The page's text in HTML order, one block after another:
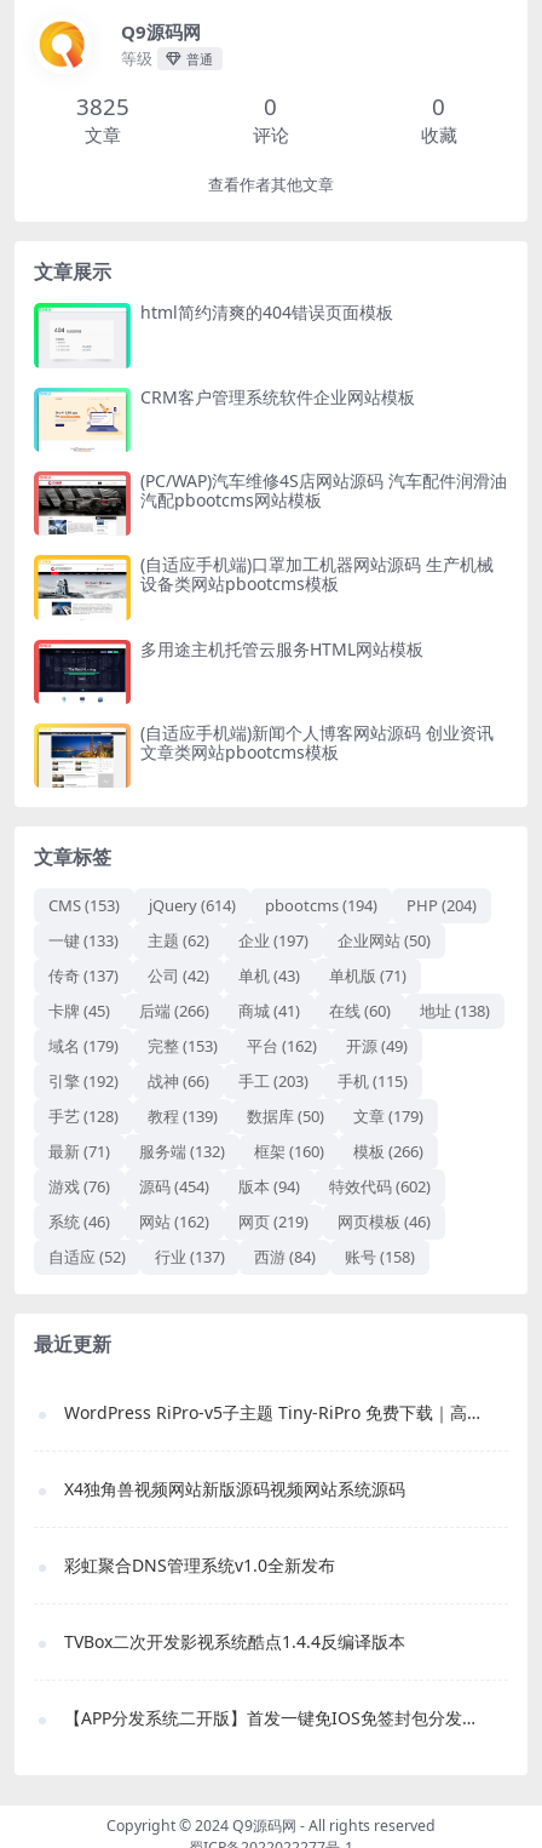
Q9源码网
等级 普通
3825
文章
0
评论
0
收藏
查看作者其他文章
文章展示
html简约清爽的404错误页面模板
CRM客户管理系统软件企业网站模板
(PC/WAP)汽车维修4S店网站源码 汽车配件润滑油
汽配pbootcms网站模板
(自适应手机端)口罩加工机器网站源码 生产机械
设备类网站pbootcms模板
多用途主机托管云服务HTML网站模板
(自适应手机端)新闻个人博客网站源码 创业资讯
文章类网站pbootcms模板
文章标签
CMS(153) jQuery(614) pbootcms(194) PHP(204)
一键(133) 主题 (62) 企业 (197) 企业网站(50)
传奇(137) 公司 (42) 单机(43) 单机版 (71)
卡牌 (45) 后端(266) 商城(41) 在线(60) 地址 (138)
域名 (179) 完整(153) 平台 (162) 开源(49)
引擎(192) 战神 (66) 手工(203) 手机(115)
手艺(128) 教程 (139) 数据库(50) 文章 (179)
最新 (71) 服务端(132) 框架 (160) 模板 (266)
游戏(76) 源码(454) 版本 (94) 特效代码(602)
系统(46) 网站(162) 网页(219) 网页模板 (46)
自适应 (52) 行业 (137) 西游(84) 账号(158)
最近更新
WordPress RiPro-v5子主题 Tiny-RiPro 免费下载｜高转化资源站必备
X4独角兽视频网站新版源码视频网站系统源码
彩虹聚合DNS管理系统v1.0全新发布
TVBox二次开发影视系统酷点1.4.4反编译版本
【APP分发系统二开版】首发一键免IOS免签封包分发平台源码 带绿标
Copyright © 2024Q9源码网 - All rights reserved